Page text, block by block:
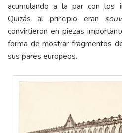
acumulando a la par con los
Quizás al principio eran
convirtieron en piezas
forma de mostrar fragmentos
sus pares europeos.